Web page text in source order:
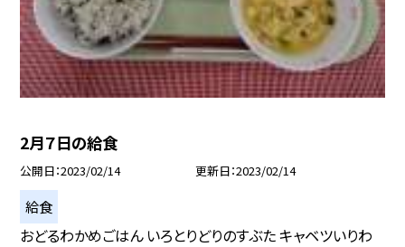
2月７日の給食
公開日 2023/02/14 更新日 2023/02/14
給食
おどるわかめごはん いろとりどりのすぶた キャベツいりわ